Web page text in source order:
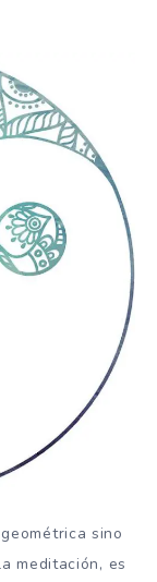
sino
meditación, es